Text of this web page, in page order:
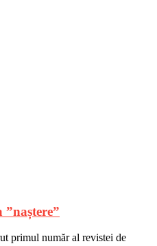
”naștere”
primul număr al revistei de